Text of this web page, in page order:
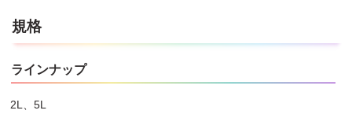
●塗装は雨の降りそうな日や湿度の高い日は避け、天気の良い日に
うな時間に塗って下さい。
●一度に厚塗りしすぎますと乾燥に時間がかかります。また、塗膜
にひび割れ等が生じることがあります。
規格
ラインナップ
2L、5L